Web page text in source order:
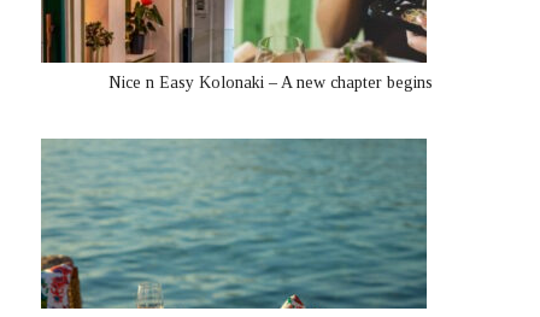
Nice n Easy Kolonaki – A new chapter begins